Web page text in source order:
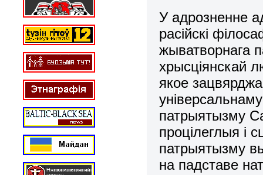
У адрозненне
расійскі
жыватворнага
хрысціянскай
якое
патрыятызму
процілеглыя і
патрыятызму
на падставе